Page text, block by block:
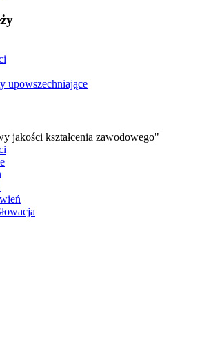
upowszechniające
jakości kształcenia zawodowego"